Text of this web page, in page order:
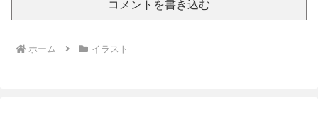
コメントを書き込む
ホーム イラスト